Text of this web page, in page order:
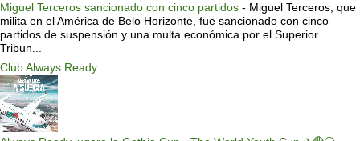
Miguel Terceros sancionado con cinco partidos - Miguel Terceros, que
milita en el América de Belo Horizonte, fue sancionado con cinco
partidos de suspensión y una multa económica por el Superior
Tribun...
Club Always Ready